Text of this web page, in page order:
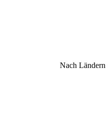
Nach Ländern